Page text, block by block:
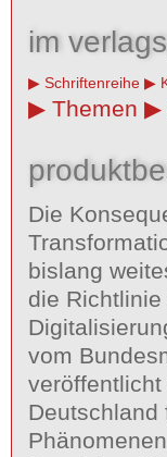
im
Schriftenreihe
Themen
Die
bislang
die
vom
Deutschland